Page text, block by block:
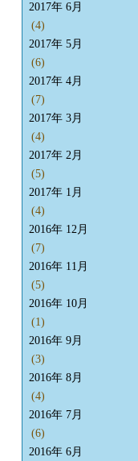
2017年 6月
(4)
2017年 5月
(6)
2017年 4月
(7)
2017年 3月
(4)
2017年 2月
(5)
2017年 1月
(4)
2016年 12月
(7)
2016年 11月
(5)
2016年 10月
(1)
2016年 9月
(3)
2016年 8月
(4)
2016年 7月
(6)
2016年 6月